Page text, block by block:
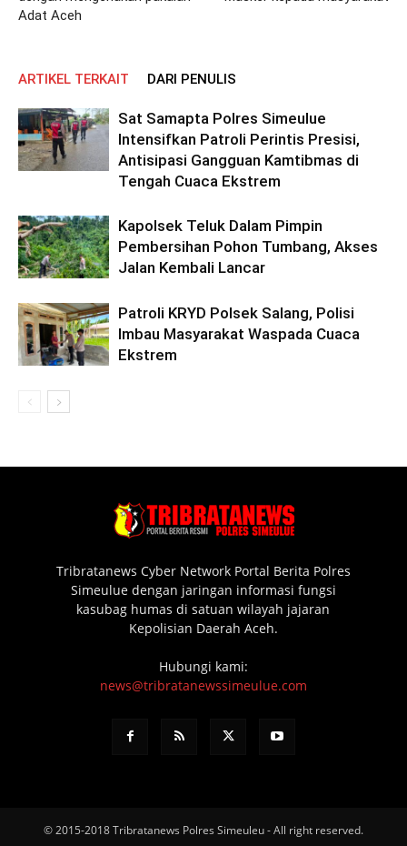
Adat Aceh
ARTIKEL TERKAIT DARI PENULIS
Sat Samapta Polres Simeulue
Intensifkan Patroli Perintis Presisi,
Antisipasi Gangguan Kamtibmas di
Tengah Cuaca Ekstrem
Kapolsek Teluk Dalam Pimpin
Pembersihan Pohon Tumbang, Akses
Jalan Kembali Lancar
Patroli KRYD Polsek Salang, Polisi
Imbau Masyarakat Waspada Cuaca
Ekstrem
Tribratanews Cyber Network Portal Berita Polres
Simeulue dengan jaringan informasi fungsi
kasubag humas di satuan wilayah jajaran
Kepolisian Daerah Aceh.
Hubungi kami:
news@tribratanewssimeulue.com
© 2015-2018 Tribratanews Polres Simeuleu - All right reserved.